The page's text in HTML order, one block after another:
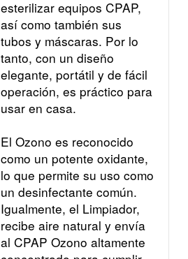
esterilizar equipos CPAP,
así como también sus
tubos y máscaras. Por lo
tanto, con un diseño
elegante, portátil y de fácil
operación, es práctico para
usar en casa.
El Ozono es reconocido
como un potente oxidante,
lo que permite su uso como
un desinfectante común.
Igualmente, el Limpiador,
recibe aire natural y envía
al CPAP Ozono altamente